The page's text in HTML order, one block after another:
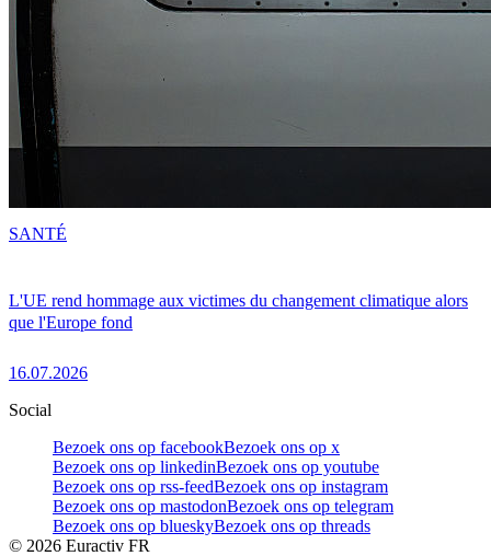
L'UE rend hommage aux victimes du changement climatique alors
que l'Europe fond
16.07.2026
SANTÉ
Social
Bezoek ons op facebookBezoek ons op x
Bezoek ons op linkedinBezoek ons op youtube
Bezoek ons op rss-feedBezoek ons op instagram
Bezoek ons op mastodonBezoek ons op telegram
Bezoek ons op blueskyBezoek ons op threads
© 2026 Euractiv FR